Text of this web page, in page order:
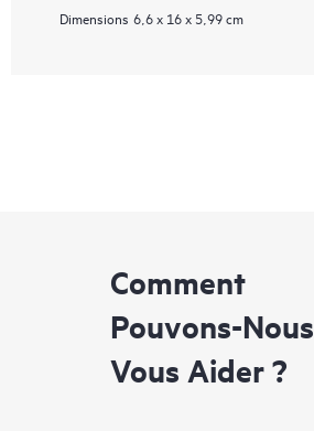
Dimensions 6,6 x 16 x 5,99 cm
Comment
Pouvons-Nous
Vous Aider ?